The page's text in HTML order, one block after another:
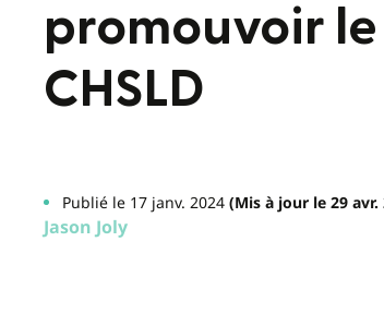
promouvoir
CHSLD
Publié le 17 janv. 2024(Mis à jour le 29 avr.
Jason Joly